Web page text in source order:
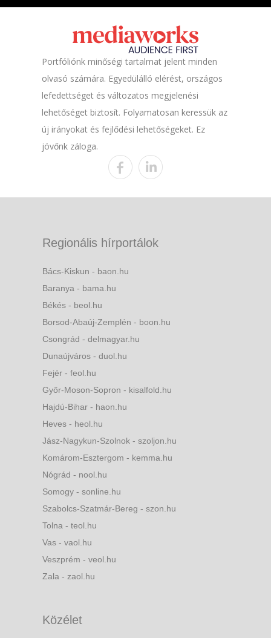
Portfóliónk minőségi tartalmat jelent minden
olvasó számára. Egyedülálló elérést, országos
lefedettséget és változatos megjelenési
lehetőséget biztosít. Folyamatosan keressük az
új irányokat és fejlődési lehetőségeket. Ez
jövőnk záloga.
Regionális hírportálok
Bács-Kiskun - baon.hu
Baranya - bama.hu
Békés - beol.hu
Borsod-Abaúj-Zemplén - boon.hu
Csongrád - delmagyar.hu
Dunaújváros - duol.hu
Fejér - feol.hu
Győr-Moson-Sopron - kisalfold.hu
Hajdú-Bihar - haon.hu
Heves - heol.hu
Jász-Nagykun-Szolnok - szoljon.hu
Komárom-Esztergom - kemma.hu
Nógrád - nool.hu
Somogy - sonline.hu
Szabolcs-Szatmár-Bereg - szon.hu
Tolna - teol.hu
Vas - vaol.hu
Veszprém - veol.hu
Zala - zaol.hu
Közélet